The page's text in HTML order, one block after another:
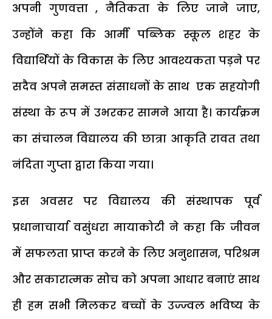
अपनी गुणवत्ता , नैतिकता के लिए जाने जाए,
उन्होंने कहा कि आर्मी पब्लिक स्कूल शहर के
विद्यार्थियों के विकास के लिए आवश्यकता पड़ने पर
सदैव अपने समस्त संसाधनों के साथ एक सहयोगी
संस्था के रूप में उभरकर सामने आया है। कार्यक्रम
का संचालन विद्यालय की छात्रा आकृति रावत तथा
नंदिता गुप्ता द्वारा किया गया।
इस अवसर पर विद्यालय की संस्थापक पूर्व
प्रधानाचार्या वसुंधरा मायाकोटी ने कहा कि जीवन
में सफलता प्राप्त करने के लिए अनुशासन, परिश्रम
और सकारात्मक सोच को अपना आधार बनाएं साथ
ही हम सभी मिलकर बच्चों के उज्ज्वल भविष्य के